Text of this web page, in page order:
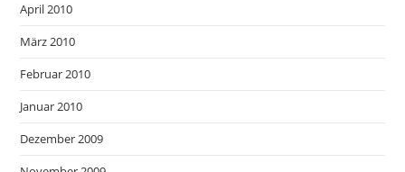
April 2010
März 2010
Februar 2010
Januar 2010
Dezember 2009